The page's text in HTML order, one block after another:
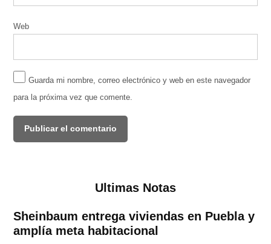
Web
Guarda mi nombre, correo electrónico y web en este navegador
para la próxima vez que comente.
Ultimas Notas
Sheinbaum entrega viviendas en Puebla y
amplía meta habitacional